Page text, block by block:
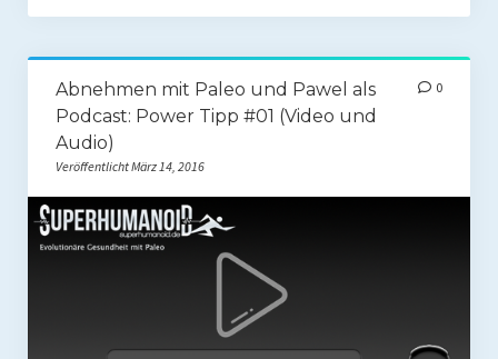
Quick-Start Paleo Guide
Einkaufsliste
Paleo-Einkaufsliste.de
Coaching
Shop
Abnehmen mit Paleo und Pawel als
Podcast: Power Tipp #01 (Video und
Audio)
Veröffentlicht März 14, 2016
0